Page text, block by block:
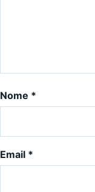
Nome *
Email *